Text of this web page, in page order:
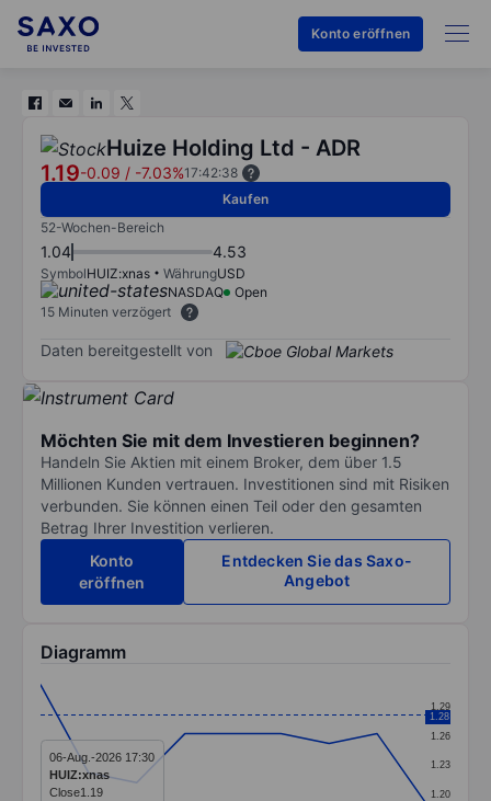
Konto eröffnen
Huize Holding Ltd - ADR
1.19-0.09 / -7.03%17:42:38
Kaufen
52-Wochen-Bereich
1.04 4.53
SymbolHUIZ:xnas WährungUSD
NASDAQ
Open
15 Minuten verzögert
Daten bereitgestellt von
Möchten Sie mit dem Investieren beginnen?
Handeln Sie Aktien mit einem Broker, dem über 1.5
Millionen Kunden vertrauen. Investitionen sind mit Risiken
verbunden. Sie können einen Teil oder den gesamten
Betrag Ihrer Investition verlieren.
Konto
eröffnen
Entdecken Sie das Saxo-
Angebot
Diagramm
Line chart with 9 data points.
The chart has 1 X axis displaying categories.
The chart has 1 Y axis displaying values. Data ranges
1.20
1.23
1.26
1.29
1.28
06-Aug.-2026 17:30
HUIZ:xnas
Close1.19